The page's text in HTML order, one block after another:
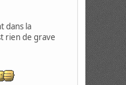
dans la
rien de grave